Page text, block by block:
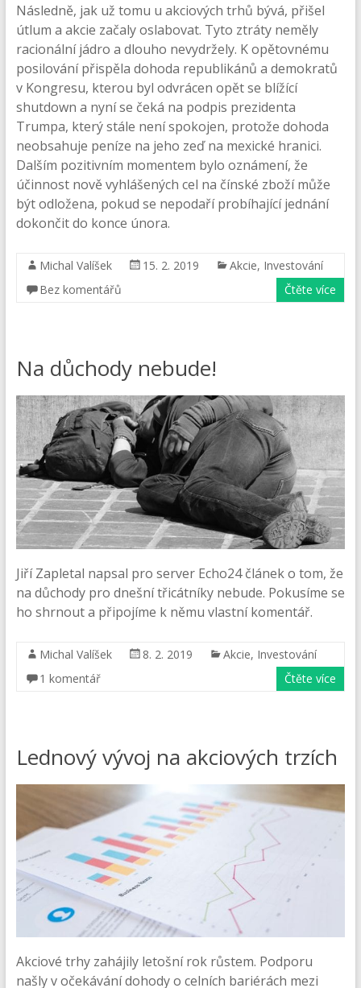
Následně, jak už tomu u akciových trhů bývá, přišel
útlum a akcie začaly oslabovat. Tyto ztráty neměly
racionální jádro a dlouho nevydržely. K opětovnému
posilování přispěla dohoda republikánů a demokratů
v Kongresu, kterou byl odvrácen opět se blížící
shutdown a nyní se čeká na podpis prezidenta
Trumpa, který stále není spokojen, protože dohoda
neobsahuje peníze na jeho zeď na mexické hranici.
Dalším pozitivním momentem bylo oznámení, že
účinnost nově vyhlášených cel na čínské zboží může
být odložena, pokud se nepodaří probíhající jednání
dokončit do konce února.
Michal Valíšek 15. 2. 2019 Akcie, Investování
Bez komentářů
Čtěte více
Na důchody nebude!
Jiří Zapletal napsal pro server Echo24 článek o tom, že
na důchody pro dnešní třicátníky nebude. Pokusíme se
ho shrnout a připojíme k němu vlastní komentář.
Michal Valíšek 8. 2. 2019 Akcie, Investování
1 komentář
Čtěte více
Lednový vývoj na akciových trzích
Akciové trhy zahájily letošní rok růstem. Podporu
našly v očekávání dohody o celních bariérách mezi